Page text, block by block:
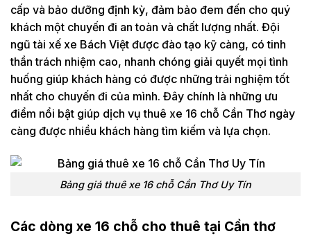
cấp và bảo dưỡng định kỳ, đảm bảo đem đến cho quý
khách một chuyến đi an toàn và chất lượng nhất. Đội
ngũ tài xế xe Bách Việt được đào tạo kỹ càng, có tinh
thần trách nhiệm cao, nhanh chóng giải quyết mọi tình
huống giúp khách hàng có được những trải nghiệm tốt
nhất cho chuyến đi của mình. Đây chính là những ưu
điểm nổi bật giúp dịch vụ thuê xe 16 chỗ Cần Thơ ngày
càng được nhiều khách hàng tìm kiếm và lựa chọn.
Bảng giá thuê xe 16 chỗ Cần Thơ Uy Tín
Các dòng xe 16 chỗ cho thuê tại Cần thơ